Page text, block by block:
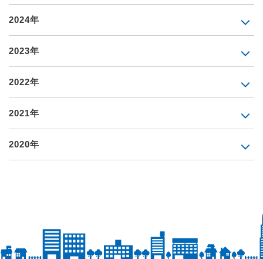
2024年
2023年
2022年
2021年
2020年